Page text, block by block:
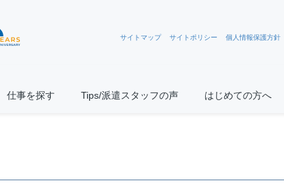
サイトマップ サイトポリシー 個人情報保護方針
仕事を探す Tips/派遣スタッフの声 はじめての方へ